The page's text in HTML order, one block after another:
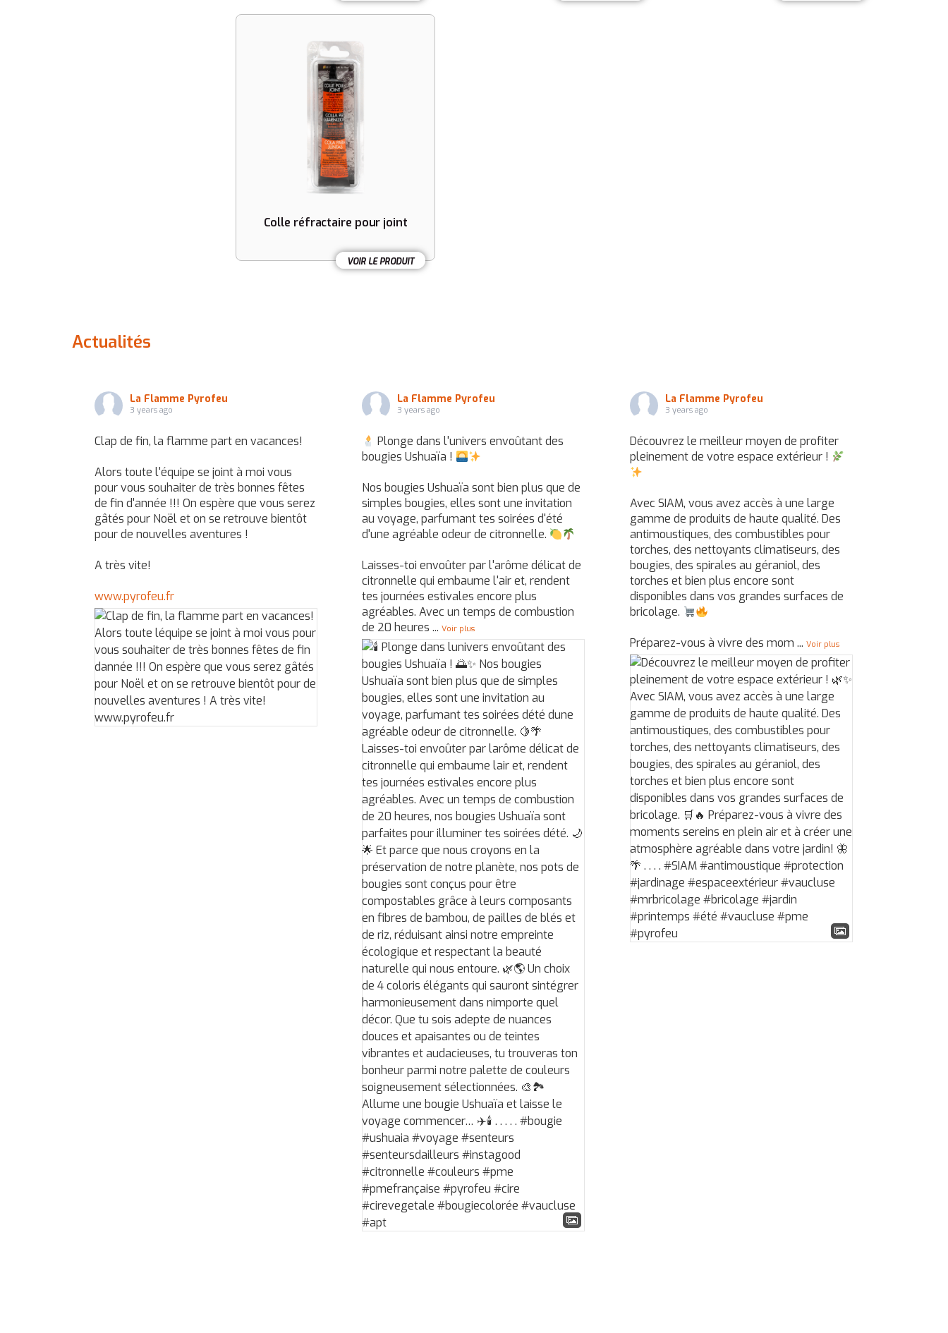
Colle réfractaire pour joint
VOIR LE PRODUIT
Actualités
La Flamme Pyrofeu
3 years ago
Clap de fin, la flamme part en vacances!
Alors toute l'équipe se joint à moi vous
pour vous souhaiter de très bonnes fêtes
de fin d'année !!! On espère que vous serez
gâtés pour Noël et on se retrouve bientôt
pour de nouvelles aventures !
A très vite!
www.pyrofeu.fr
La Flamme Pyrofeu
3 years ago
Plonge dans l'univers envoûtant des
bougies Ushuaïa !
Nos bougies Ushuaïa sont bien plus que de
simples bougies, elles sont une invitation
au voyage, parfumant tes soirées d'été
d'une agréable odeur de citronnelle.
Laisses-toi envoûter par l'arôme délicat de
citronnelle qui embaume l'air et, rendent
tes journées estivales encore plus
agréables. Avec un temps de combustion
de 20 heures ...Voir plus
La Flamme Pyrofeu
3 years ago
Découvrez le meilleur moyen de profiter
pleinement de votre espace extérieur !
Avec SIAM, vous avez accès à une large
gamme de produits de haute qualité. Des
antimoustiques, des combustibles pour
torches, des nettoyants climatiseurs, des
bougies, des spirales au géraniol, des
torches et bien plus encore sont
disponibles dans vos grandes surfaces de
bricolage.
Préparez-vous à vivre des mom ...Voir plus